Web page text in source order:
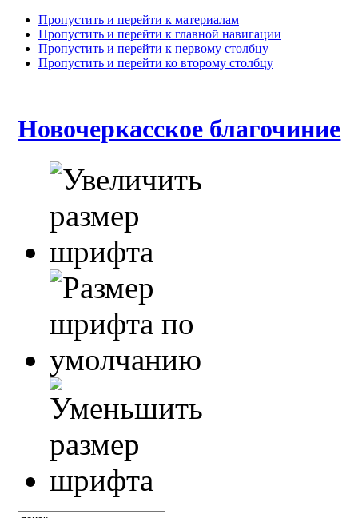
Пропустить и перейти к материалам
Пропустить и перейти к главной навигации
Пропустить и перейти к первому столбцу
Пропустить и перейти ко второму столбцу
Новочеркасское благочиние